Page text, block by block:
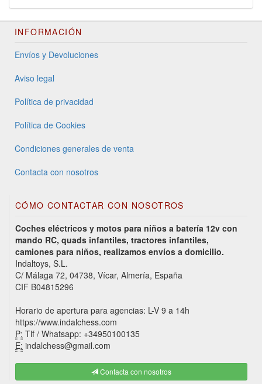
INFORMACIÓN
Envíos y Devoluciones
Aviso legal
Política de privacidad
Política de Cookies
Condiciones generales de venta
Contacta con nosotros
CÓMO CONTACTAR CON NOSOTROS
Coches eléctricos y motos para niños a batería 12v con
mando RC, quads infantiles, tractores infantiles,
camiones para niños, realizamos envíos a domicilio.
Indaltoys, S.L.
C/ Málaga 72, 04738, Vícar, Almería, España
CIF B04815296
Horario de apertura para agencias: L-V 9 a 14h
https://www.indalchess.com
P: Tlf / Whatsapp: +34950100135
E: indalchess@gmail.com
Contacta con nosotros